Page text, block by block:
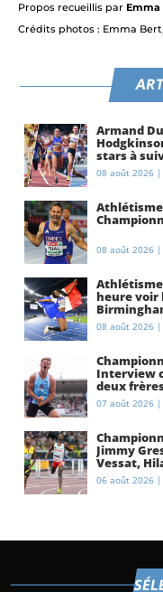
Propos recueillis par Emma
Crédits photos : Emma
Armand
stars à
à
08 août 2026 |
08 août 2026 |
heure voir
08 août 2026 |
Interview
deux
07 août 2026 |
Jimmy
Vessat,
06 août 2026 |